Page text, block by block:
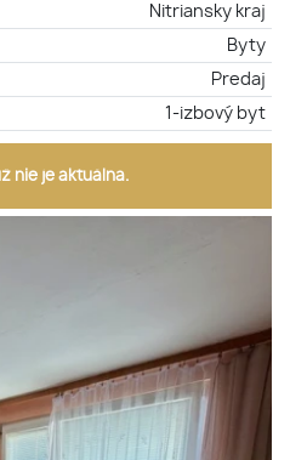
Nitriansky kraj
Byty
Predaj
1-izbový byt
nie je aktuálna.